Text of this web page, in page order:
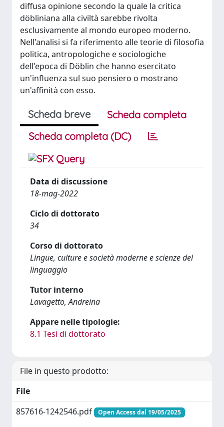
diffusa opinione secondo la quale la critica
döbliniana alla civiltà sarebbe rivolta
esclusivamente al mondo europeo moderno.
Nell'analisi si fa riferimento alle teorie di filosofia
politica, antropologiche e sociologiche
dell'epoca di Döblin che hanno esercitato
un'influenza sul suo pensiero o mostrano
un'affinità con esso.
Scheda breve
Scheda completa
Scheda completa (DC)
Data di discussione
18-mag-2022
Ciclo di dottorato
34
Corso di dottorato
Lingue, culture e società moderne e scienze del
linguaggio
Tutor interno
Lavagetto, Andreina
Appare nelle tipologie:
8.1 Tesi di dottorato
File in questo prodotto:
File
857616-1242546.pdf
Open Access dal 19/05/2025